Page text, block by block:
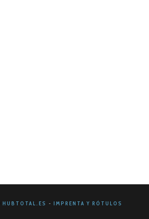
HUBTOTAL.ES - IMPRENTA Y RÓTULOS